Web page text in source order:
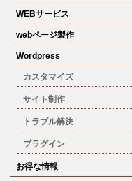
WEBサービス
webページ製作
Wordpress
カスタマイズ
サイト制作
トラブル解決
プラグイン
お得な情報